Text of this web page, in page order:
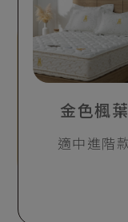
金色楓葉
適中進階